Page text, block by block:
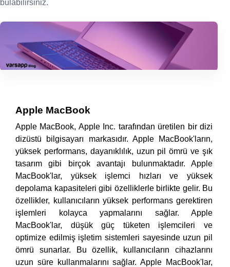
bulabilirsiniz.
Apple MacBook
Apple MacBook, Apple Inc. tarafından üretilen bir dizi
dizüstü bilgisayarı markasıdır. Apple MacBook'ların,
yüksek performans, dayanıklılık, uzun pil ömrü ve şık
tasarım gibi birçok avantajı bulunmaktadır. Apple
MacBook'lar, yüksek işlemci hızları ve yüksek
depolama kapasiteleri gibi özelliklerle birlikte gelir. Bu
özellikler, kullanıcıların yüksek performans gerektiren
işlemleri kolayca yapmalarını sağlar. Apple
MacBook'lar, düşük güç tüketen işlemcileri ve
optimize edilmiş işletim sistemleri sayesinde uzun pil
ömrü sunarlar. Bu özellik, kullanıcıların cihazlarını
uzun süre kullanmalarını sağlar. Apple MacBook'lar,